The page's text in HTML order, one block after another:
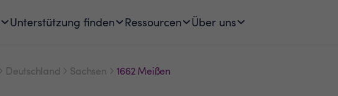
Unterstützung finden Ressourcen Über uns
Deutschland Sachsen 1662 Meißen